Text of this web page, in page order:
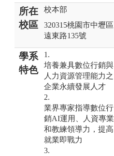
所在
校區
校本部
320315桃園市中壢區
遠東路135號
學系
特色
1.
培養兼具數位行銷與
人力資源管理能力之
企業永續發展人才
2.
業界專家指導數位行
銷AI運用、人資專業
和教練領導力，提高
就業即戰力
3.